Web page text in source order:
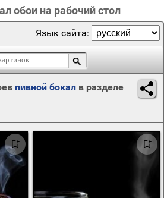
обои на рабочий стол
Язык сайта:
пивной бокал в разделе